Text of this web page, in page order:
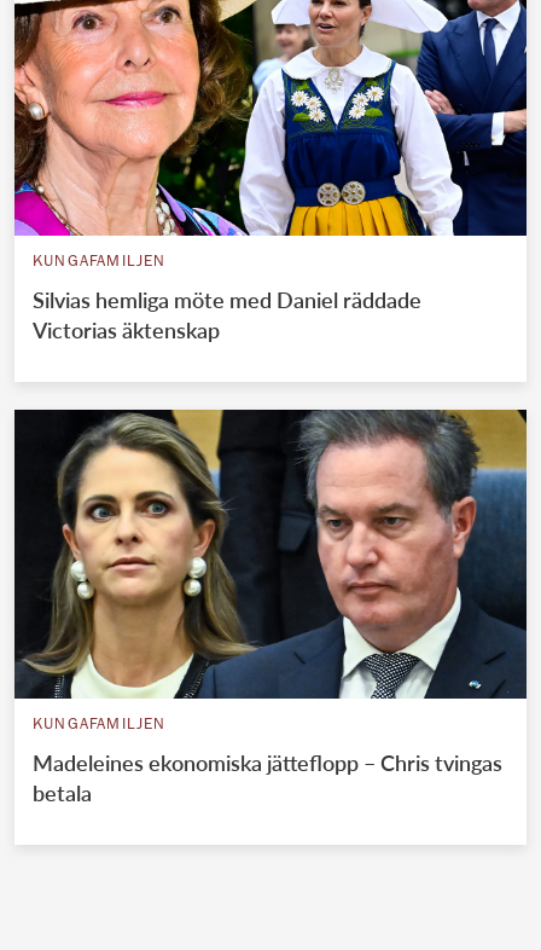
KUNGAFAMILJEN
Silvias hemliga möte med Daniel räddade
Victorias äktenskap
KUNGAFAMILJEN
Madeleines ekonomiska jätteflopp – Chris tvingas
betala